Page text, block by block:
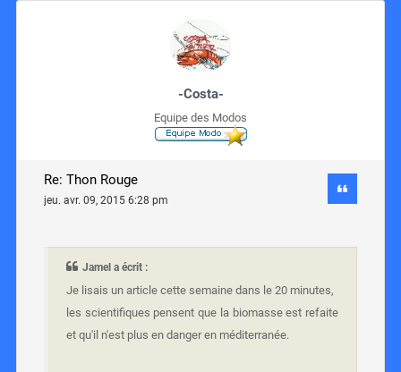
-Costa-
Equipe des Modos
Re: Thon Rouge
jeu. avr. 09, 2015 6:28 pm
Jamel a écrit :
Je lisais un article cette semaine dans le 20 minutes,
les scientifiques pensent que la biomasse est refaite
et qu'il n'est plus en danger en méditerranée.